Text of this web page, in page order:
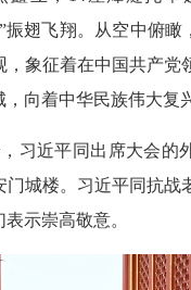
振翅飞翔。从空中俯瞰
，象征着在中国共产党
向着中华民族伟大复
近平同出席大会的
门城楼。习近平同抗战
示崇高敬意。